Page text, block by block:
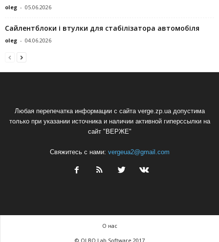
oleg - 05.06.2026
Сайлентблоки і втулки для стабілізатора автомобіля
oleg - 04.06.2026
Любая перепечатка информации с сайта verge.zp.ua допустима
только при указании источника и наличии активной гиперссылки на
сайт "ВЕРЖЕ"
Свяжитесь с нами: vergeua2@gmail.com
О нас
© OLBO Lab Software 2017